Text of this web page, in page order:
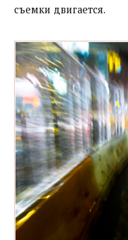
съемки двигается.